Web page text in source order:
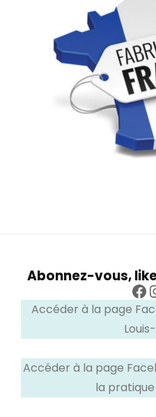
Abonnez-vous,
Accéder à la page
Accéder à la page
la